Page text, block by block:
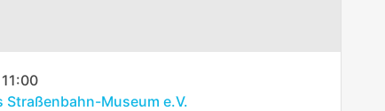
11:00
Straßenbahn-Museum e.V.